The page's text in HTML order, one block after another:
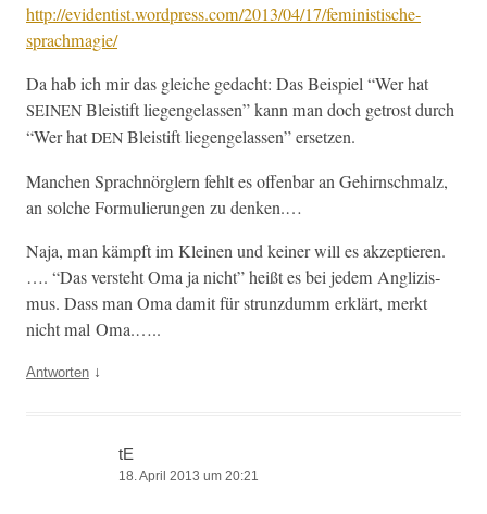
http://evidentist.wordpress.com/2013/04/17/feministische-
sprachmagie/
Da hab ich mir das gle­iche gedacht: Das Beispiel “Wer hat
SEINEN Bleis­tift liegen­ge­lassen” kann man doch get­rost durch
“Wer hatDEN Bleis­tift liegen­ge­lassen” ersetzen.
Manchen Sprach­nör­glern fehlt es offen­bar an Gehirn­schmalz,
an solche For­mulierun­gen zu denken.…
Naja, man kämpft im Kleinen und kein­er will es akzep­tieren.
…. “Das ver­ste­ht Oma ja nicht” heißt es bei jedem Anglizis­
mus. Dass man Oma damit für strun­z­dumm erk­lärt, merkt
nicht mal Oma.…..
Antworten ↓
tE
18. April 2013 um 20:21